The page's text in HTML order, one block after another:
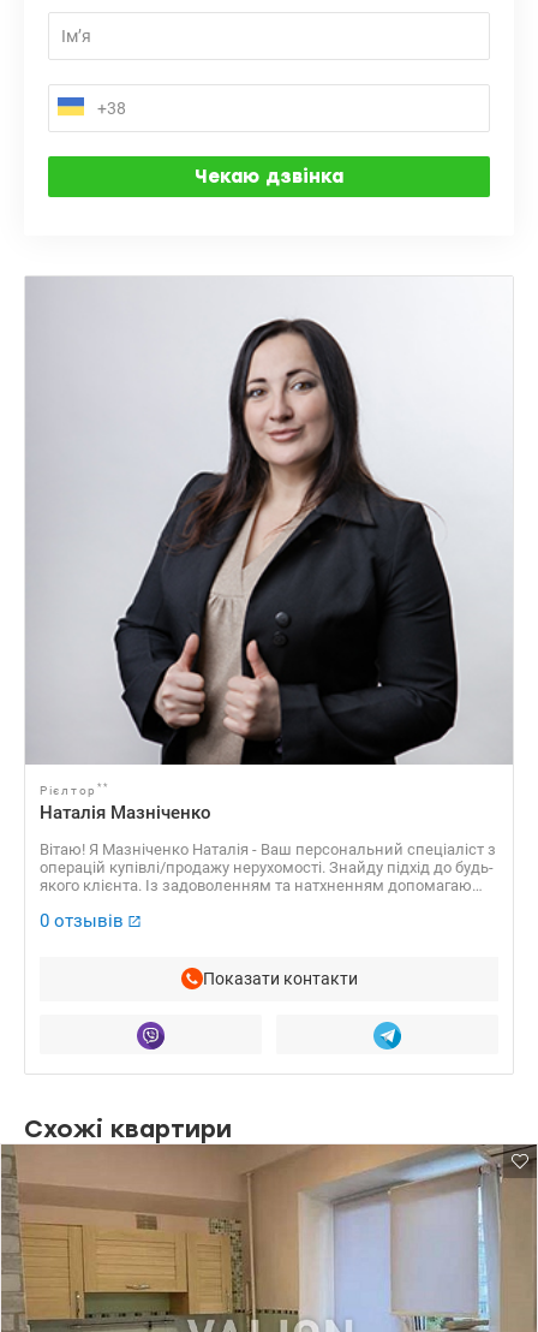
Рієлтор **
Наталія Мазніченко
Вітаю! Я Мазніченко Наталія - Ваш персональний спеціаліст з
операцій купівлі/продажу нерухомості. Знайду підхід до будь-
якого клієнта. Із задоволенням та натхненням допомагаю
нерухомості, що дозволяє отримати оптимальне рішення,
0 отзывів
Показати контакти
Схожі квартири